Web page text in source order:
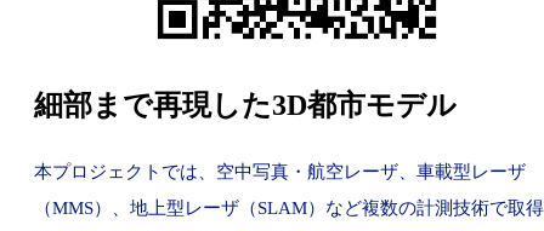
細部まで再現した3D都市モデル
本プロジェクトでは、空中写真・航空レーザ、車載型レーザ
（MMS）、地上型レーザ（SLAM）など複数の計測技術で取得